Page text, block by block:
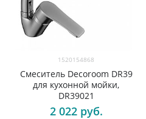
1520154868
Смеситель Decoroom DR39
для кухонной мойки,
DR39021
2 022 руб.